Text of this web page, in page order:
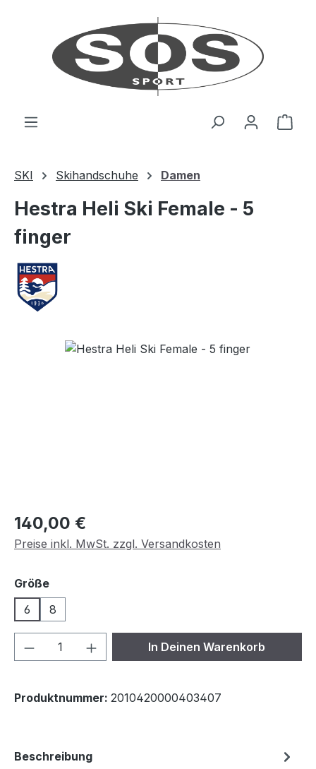
SKI Skihandschuhe Damen
Hestra Heli Ski Female - 5
finger
Bildergalerie überspringen
Regulärer Preis:
140,00 €
Preise inkl. MwSt. zzgl. Versandkosten
Größeauswählen
6
8
Produkt Anzahl: Gib denIn Deinen Warenkorb
Produktnummer: 2010420000403407
Beschreibung